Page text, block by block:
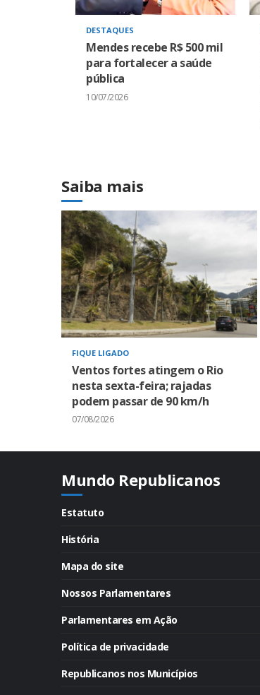
DESTAQUES
Mendes recebe R$ 500 mil
para fortalecer a saúde
pública
10/07/2026
Saiba mais
FIQUE LIGADO
Ventos fortes atingem o Rio
nesta sexta-feira; rajadas
podem passar de 90 km/h
07/08/2026
Mundo Republicanos
Estatuto
História
Mapa do site
Nossos Parlamentares
Parlamentares em Ação
Política de privacidade
Republicanos nos Municípios